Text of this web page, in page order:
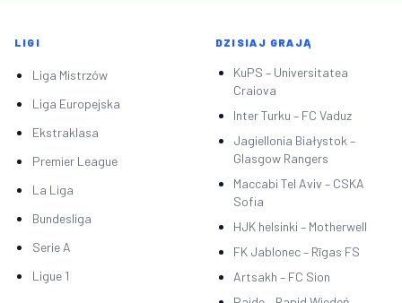
LIGI
Liga Mistrzów
Liga Europejska
Ekstraklasa
Premier League
La Liga
Bundesliga
Serie A
Ligue 1
DZISIAJ GRAJĄ
KuPS – Universitatea
Craiova
Inter Turku – FC Vaduz
Jagiellonia Białystok –
Glasgow Rangers
Maccabi Tel Aviv – CSKA
Sofia
HJK helsinki – Motherwell
FK Jablonec – Rīgas FS
Artsakh – FC Sion